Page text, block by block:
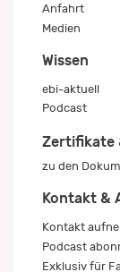
Anfahrt
Medien
Wissen
ebi-aktuell
Podcast
Zertifikate
zu den
Kontakt &
Kontakt
Podcast
Exklusiv für